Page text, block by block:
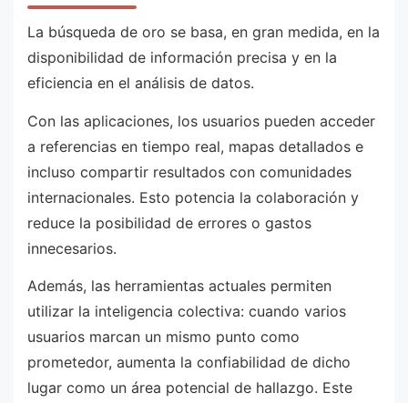
La búsqueda de oro se basa, en gran medida, en la
disponibilidad de información precisa y en la
eficiencia en el análisis de datos.
Con las aplicaciones, los usuarios pueden acceder
a referencias en tiempo real, mapas detallados e
incluso compartir resultados con comunidades
internacionales. Esto potencia la colaboración y
reduce la posibilidad de errores o gastos
innecesarios.
Además, las herramientas actuales permiten
utilizar la inteligencia colectiva: cuando varios
usuarios marcan un mismo punto como
prometedor, aumenta la confiabilidad de dicho
lugar como un área potencial de hallazgo. Este